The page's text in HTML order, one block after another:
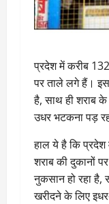
प्रदेश में करीब
पर ताले लगे हैं।
है, साथ ही शराब
उधर भटकना पड़
हाल ये है कि प्रदेश
शराब की दुकानों
नुकसान हो रहा है,
खरीदने के लिए